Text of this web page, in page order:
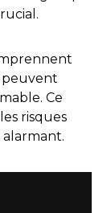
peuvent
Ce
risques